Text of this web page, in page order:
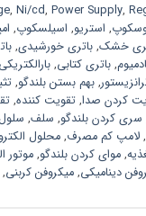
, Ni/cd, Power Supply,
, استریو, اسیلسکوپ,
خشک, باتری خورشیدی,
, باتری کتابی, بارالکتریکی
, بهم بستن بلندگو,
کردن صدا, تقویت کننده,
سری کردن بلندگو, سلف,
, لامپ کم مصرف, محلول
, موای کردن بلندگو,موتور
دینامیکی, میکروفن کربنی,